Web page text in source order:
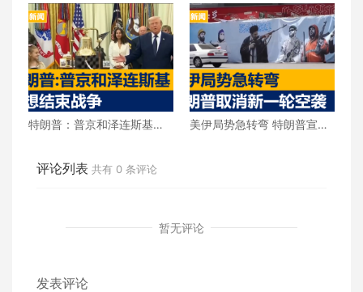
特朗普：普京和泽连斯基都
美伊局势急转弯 特朗普宣布
评论列表 共有 0 条评论
暂无评论
发表评论